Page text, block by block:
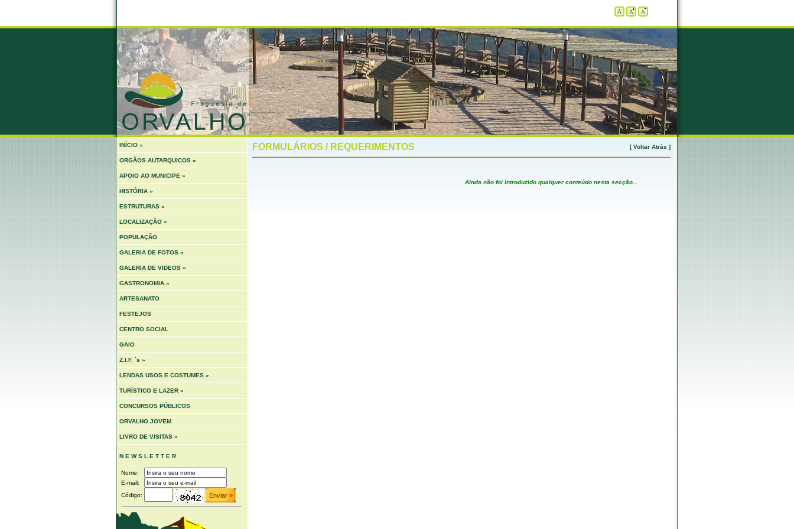
INÍCIO »
ORGÃOS AUTARQUICOS »
APOIO AO MUNICIPE »
HISTÓRIA »
ESTRUTURAS »
LOCALIZAÇÃO »
POPULAÇÃO
GALERIA DE FOTOS »
GALERIA DE VIDEOS »
GASTRONOMIA »
ARTESANATO
FESTEJOS
CENTRO SOCIAL
GAIO
Z.I.F. `s »
LENDAS USOS E COSTUMES »
TURÍSTICO E LAZER »
CONCURSOS PÚBLICOS
ORVALHO JOVEM
LIVRO DE VISITAS »
N E W S L E T T E R
Nome:
E-mail:
Código:
FORMULÁRIOS / REQUERIMENTOS [ Voltar Atrás ]
Ainda não foi introduzido qualquer conteúdo nesta secção...